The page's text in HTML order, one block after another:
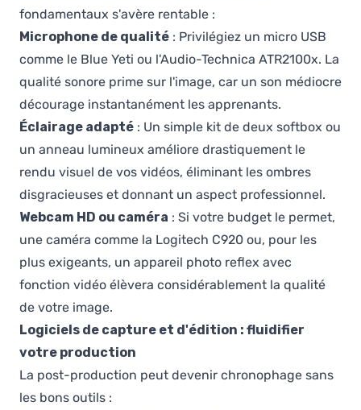
fondamentaux s'avère rentable :
Microphone de qualité : Privilégiez un micro USB
comme le Blue Yeti ou l'Audio-Technica ATR2100x. La
qualité sonore prime sur l'image, car un son médiocre
décourage instantanément les apprenants.
Éclairage adapté : Un simple kit de deux softbox ou
un anneau lumineux améliore drastiquement le
rendu visuel de vos vidéos, éliminant les ombres
disgracieuses et donnant un aspect professionnel.
Webcam HD ou caméra : Si votre budget le permet,
une caméra comme la Logitech C920 ou, pour les
plus exigeants, un appareil photo reflex avec
fonction vidéo élèvera considérablement la qualité
de votre image.
Logiciels de capture et d'édition : fluidifier
votre production
La post-production peut devenir chronophage sans
les bons outils :